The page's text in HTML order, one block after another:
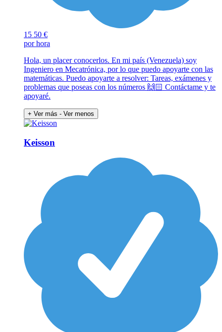
15 50 €
por hora
Hola, un placer conocerlos. En mi país (Venezuela) soy
Ingeniero en Mecatrónica, por lo que puedo apoyarte con las
matemáticas. Puedo apoyarte a resolver: Tareas, exámenes y
problemas que poseas con los números 🙌🏻 Contáctame y te
apoyaré.
+ Ver más - Ver menos
Keisson